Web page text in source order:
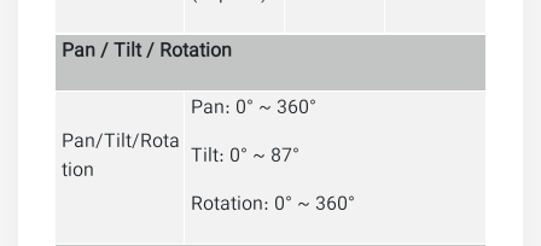
Pan / Tilt / Rotation
Pan/Tilt/Rota
tion
Pan: 0° ~ 360°
Tilt: 0° ~ 87°
Rotation: 0° ~ 360°